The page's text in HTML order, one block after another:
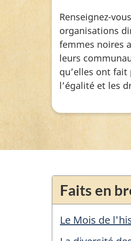
Renseignez-
organisations
femmes noires
leurs
qu’elles ont
l’égalité et les
Faits en
Le Mois de